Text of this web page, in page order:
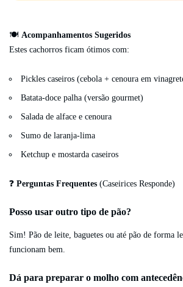
🍽️ Acompanhamentos Sugeridos
Estes cachorros ficam ótimos com:
Pickles caseiros (cebola + cenoura em
Batata-doce palha (versão gourmet)
Salada de alface e cenoura
Sumo de laranja-lima
Ketchup e mostarda caseiros
❓ Perguntas Frequentes (Caseirices Responde)
Posso usar outro tipo de pão?
Sim! Pão de leite, baguetes ou até pão de forma
funcionam bem.
Dá para preparar o molho com